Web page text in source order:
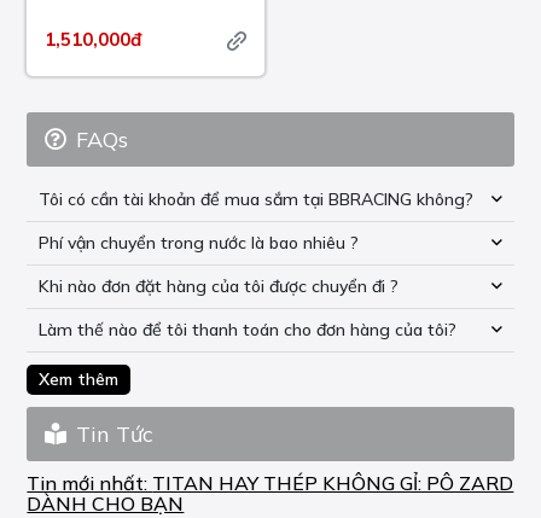
1,510,000đ
FAQs
Tôi có cần tài khoản để mua sắm tại BBRACING không?
Phí vận chuyển trong nước là bao nhiêu ?
Khi nào đơn đặt hàng của tôi được chuyển đi ?
Làm thế nào để tôi thanh toán cho đơn hàng của tôi?
Xem thêm
Tin Tức
Tin mới nhất: TITAN HAY THÉP KHÔNG GỈ: PÔ ZARD
DÀNH CHO BẠN